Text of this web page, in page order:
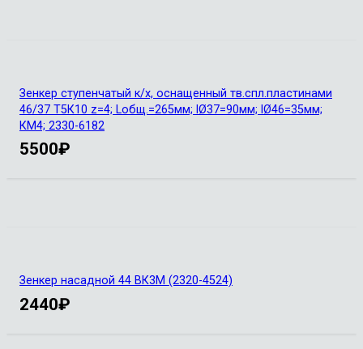
Зенкер ступенчатый к/х, оснащенный тв.спл.пластинами
46/37 Т5К10 z=4; Lобщ.=265мм; lØ37=90мм; lØ46=35мм;
КМ4; 2330-6182
5500₽
Зенкер насадной 44 ВК3М (2320-4524)
2440₽